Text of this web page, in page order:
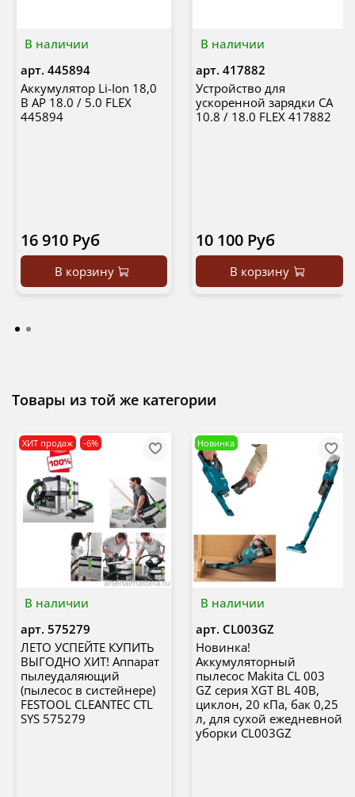
В наличии
арт. 445894
Аккумулятор Li-Ion 18,0
В AP 18.0 / 5.0 FLEX
445894
16 910 Руб
В корзину
В наличии
арт. 417882
Устройство для
ускоренной зарядки CA
10.8 / 18.0 FLEX 417882
10 100 Руб
В корзину
Товары из той же категории
В наличии
ХИТ продаж -6%
арт. 575279
ЛЕТО УСПЕЙТЕ КУПИТЬ
ВЫГОДНО ХИТ! Аппарат
пылеудаляющий
(пылесос в систейнере)
FESTOOL CLEANTEC CTL
SYS 575279
В наличии
Новинка
арт. CL003GZ
Новинка!
Аккумуляторный
пылесос Makita CL 003
GZ серия XGT BL 40В,
циклон, 20 кПа, бак 0,25
л, для сухой ежедневной
уборки CL003GZ